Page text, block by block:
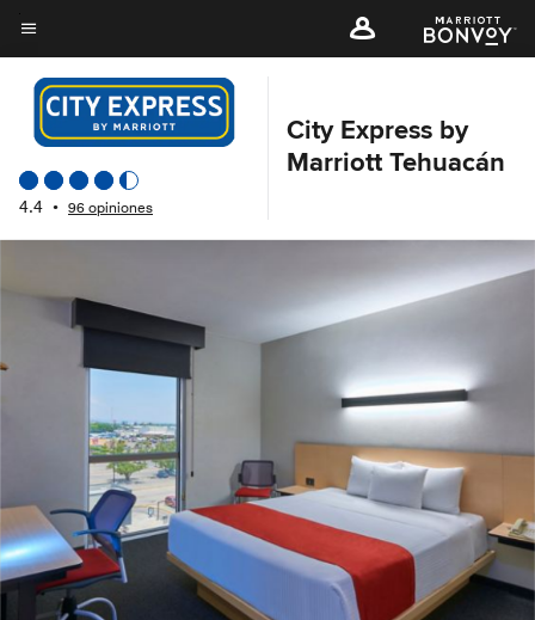
Skip
to
main
content
Texto del menú
4.4 • 96 opiniones
City Express by
Marriott Tehuacán